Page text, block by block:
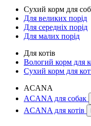
Сухий корм для
Для великих порід
Для середніх порід
Для малих порід
Для котів
Вологий корм для
Сухий корм для
ACANA
ACANA для собак
ACANA для котів